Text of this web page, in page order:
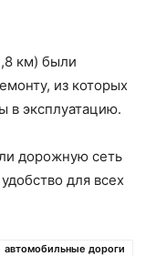
км) были
из которых
в эксплуатацию.
дорожную сеть
для всех
автомобильные дороги